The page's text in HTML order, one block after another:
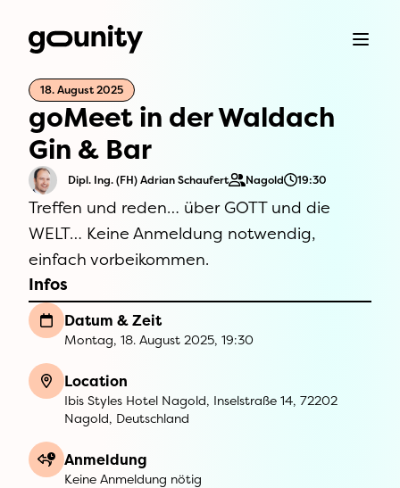
18. August 2025
goMeet in der Waldach
Gin & Bar
Dipl. Ing. (FH) Adrian Schaufert Nagold 19:30
Treffen und reden… über GOTT und die
WELT… Keine Anmeldung notwendig,
einfach vorbeikommen.
Infos
Datum & Zeit
Montag, 18. August 2025, 19:30
Location
Ibis Styles Hotel Nagold, Inselstraße 14, 72202
Nagold, Deutschland
Anmeldung
Keine Anmeldung nötig